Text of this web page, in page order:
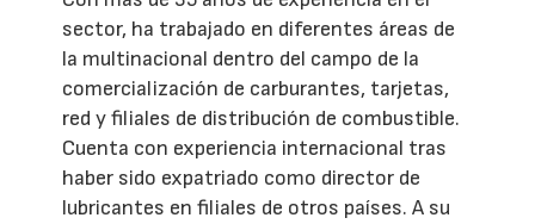
sector, ha trabajado en diferentes áreas de
la multinacional dentro del campo de la
comercialización de carburantes, tarjetas,
red y filiales de distribución de combustible.
Cuenta con experiencia internacional tras
haber sido expatriado como director de
lubricantes en filiales de otros países. A su